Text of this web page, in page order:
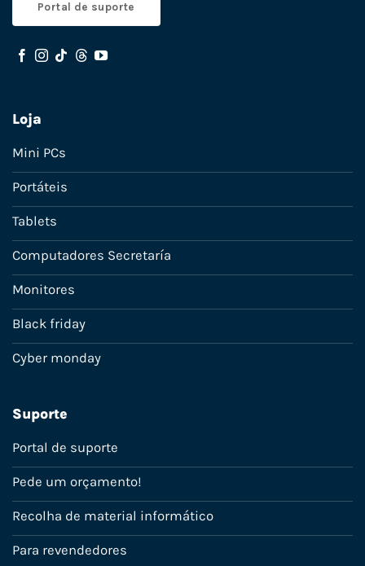
Portal de suporte
Loja
Mini PCs
Portáteis
Tablets
Computadores Secretaría
Monitores
Black friday
Cyber monday
Suporte
Portal de suporte
Pede um orçamento!
Recolha de material informático
Para revendedores